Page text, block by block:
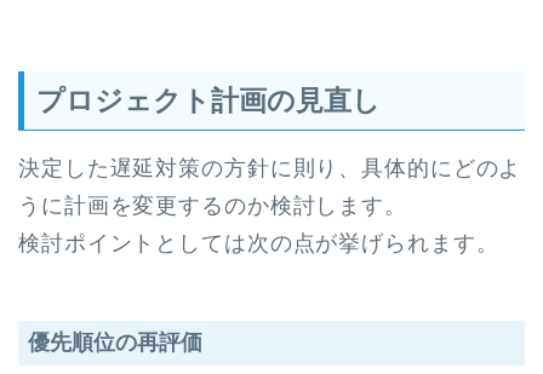
プロジェクト計画の見直し
決定した遅延対策の方針に則り、具体的にどのよ
うに計画を変更するのか検討します。
検討ポイントとしては次の点が挙げられます。
優先順位の再評価